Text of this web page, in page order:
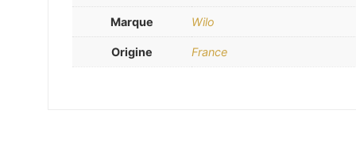
Marque Wilo
Origine France